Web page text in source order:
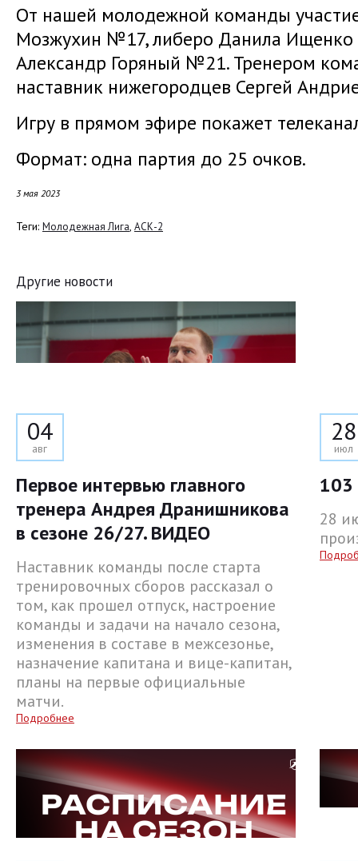
От нашей молодежной команды
Мозжухин №17, либеро Данила
Александр Горяный №21. Тренером
наставник нижегородцев Сергей
Игру в прямом эфире покажет
Формат: одна партия до 25 очков.
3 мая 2023
Теги: Молодежная Лига, АСК-2
Другие новости
04
авг
Первое интервью главного
тренера Андрея Дранишникова
в сезоне 26/27. ВИДЕО
Наставник команды после старта
тренировочных сборов рассказал о
том, как прошел отпуск, настроение
команды и задачи на начало сезона,
изменения в составе в межсезонье,
назначение капитана и вице-капитан,
планы на первые официальные
матчи.
Подробнее
28
июл
103
28